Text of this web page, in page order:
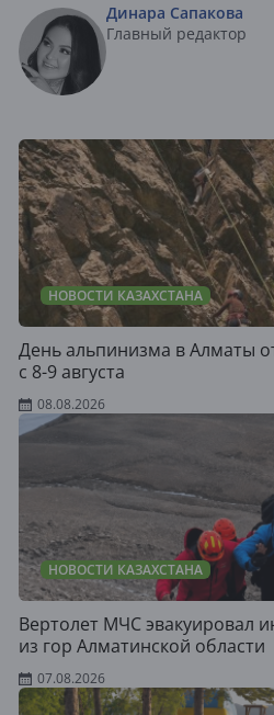
Динара Сапакова
Главный редактор
НОВОСТИ КАЗАХСТАНА
День альпинизма в Алматы
с 8-9 августа
08.08.2026
НОВОСТИ КАЗАХСТАНА
Вертолет МЧС эвакуировал
из гор Алматинской области
07.08.2026